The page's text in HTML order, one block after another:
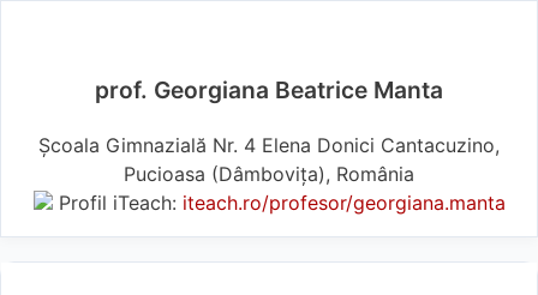
prof. Georgiana Beatrice Manta
Școala Gimnazială Nr. 4 Elena Donici Cantacuzino,
Pucioasa (Dâmboviţa), România
Profil iTeach: iteach.ro/profesor/georgiana.manta